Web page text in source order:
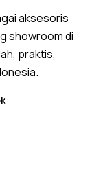
aksesoris
showroom di
praktis,